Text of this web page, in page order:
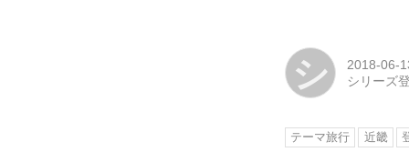
シ
2018-06-
シリーズ
テーマ旅行 近畿